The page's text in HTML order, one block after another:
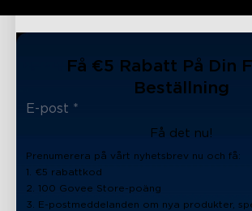
Få €5 Rabatt På Din
Beställning
Få det nu!
Prenumerera på vårt nyhetsbrev nu och få:
1. €5 rabattkod
2. 100 Govee Store-poäng
3. E-postmeddelanden om nya produkter,